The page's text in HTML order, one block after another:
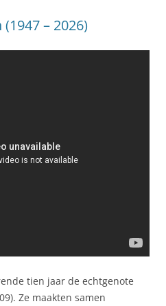
– 2026)
tien jaar de echtgenote
Ze maakten samen